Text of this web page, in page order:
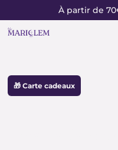
au
contenu
À partir de
🎁 Carte cadeaux